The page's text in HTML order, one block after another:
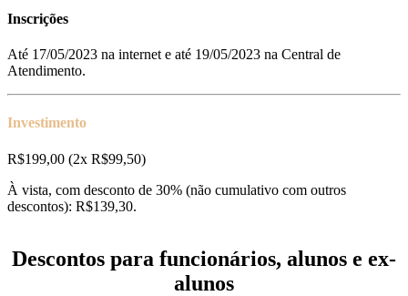
Inscrições
Até 17/05/2023 na internet e até 19/05/2023 na Central de
Atendimento.
Investimento
R$199,00 (2x R$99,50)
À vista, com desconto de 30% (não cumulativo com outros
descontos): R$139,30.
Descontos para funcionários, alunos e ex-
alunos